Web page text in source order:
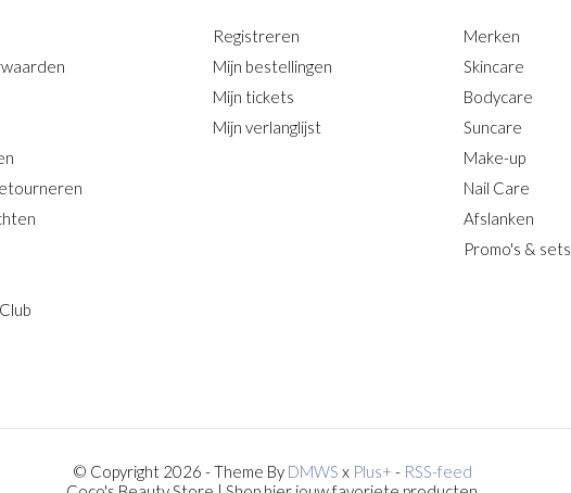
Registreren
Mijn bestellingen
Mijn tickets
Mijn verlanglijst
Merken
Skincare
Bodycare
Suncare
Make-up
Nail Care
Afslanken
Promo's & sets
© Copyright 2026 - Theme By DMWS x Plus+ - RSS-feed